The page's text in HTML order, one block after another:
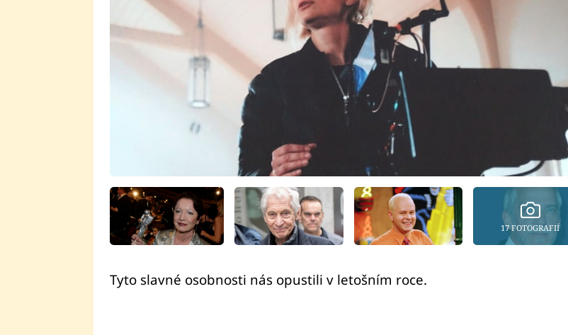
17 FOTOGRAFIÍ
Tyto slavné osobnosti nás opustili v letošním roce.